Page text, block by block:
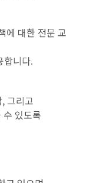
에 대한 전문 교
합니다.
그리고
있도록